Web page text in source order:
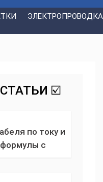
ЭЛЕКТРОПРОВОДКА
☑️
по току и
с